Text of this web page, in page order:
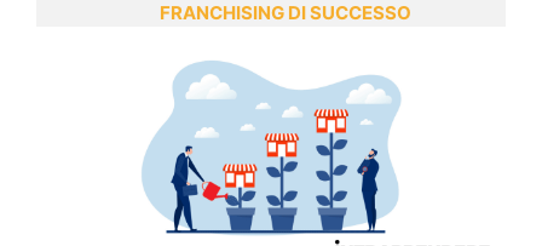
FRANCHISING DI SUCCESSO